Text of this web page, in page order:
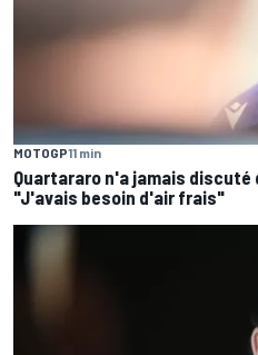
MOTOGP11 min
Quartararo n'a jamais discuté
"J'avais besoin d'air frais"